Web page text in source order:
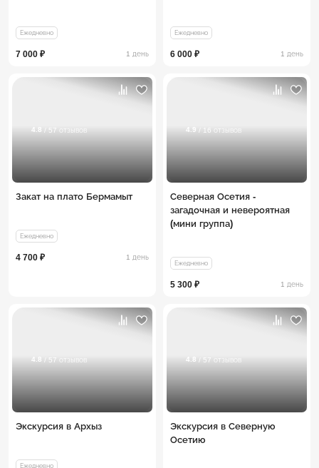
Ежедневно
7 000 ₽ 1 день
Ежедневно
6 000 ₽ 1 день
4.8 / 57 отзывов
Закат на плато Бермамыт
Ежедневно
4 700 ₽ 1 день
4.9 / 16 отзывов
Северная Осетия -
загадочная и невероятная
(мини группа)
Ежедневно
5 300 ₽ 1 день
4.8 / 57 отзывов
Экскурсия в Архыз
Ежедневно
4.8 / 57 отзывов
Экскурсия в Северную
Осетию